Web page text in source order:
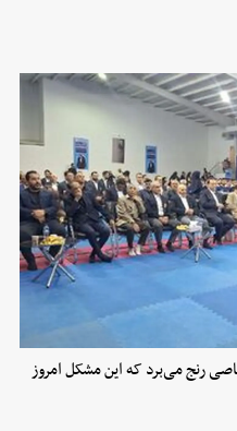
رنج می‌برد که این مشکل امروز